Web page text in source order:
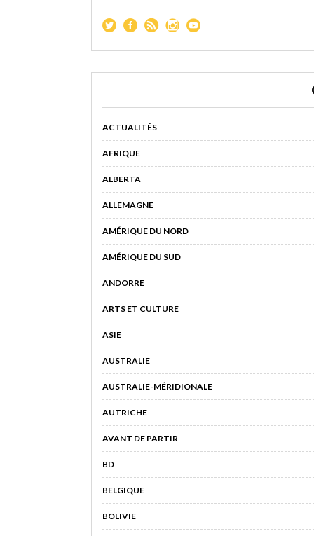
ACTUALITÉS
AFRIQUE
ALBERTA
ALLEMAGNE
AMÉRIQUE DU NORD
AMÉRIQUE DU SUD
ANDORRE
ARTS ET CULTURE
ASIE
AUSTRALIE
AUSTRALIE-MÉRIDIONALE
AUTRICHE
AVANT DE PARTIR
BD
BELGIQUE
BOLIVIE